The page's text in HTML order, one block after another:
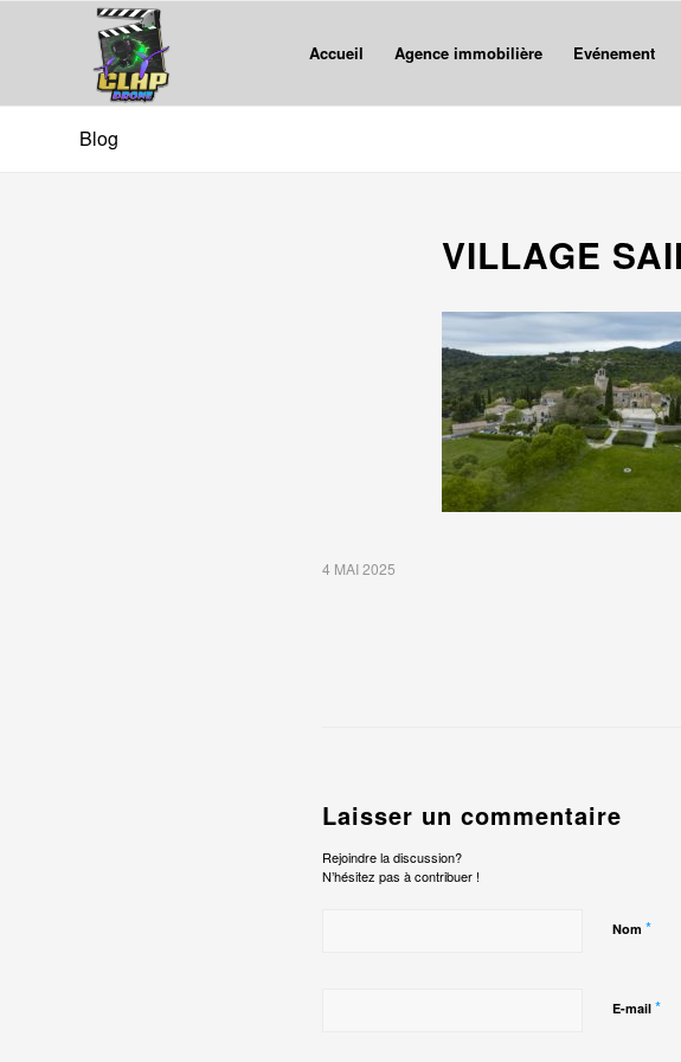
Accueil Agence immobilière Evénement
Blog
VILLAGE
4 MAI 2025
Laisser un commentaire
Rejoindre la discussion?
N’hésitez pas à contribuer !
Nom *
E-mail *